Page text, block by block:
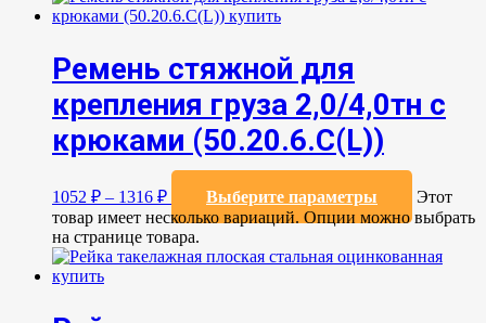
Ремень стяжной для
крепления груза 2,0/4,0тн с
крюками (50.20.6.C(L))
1052 ₽ – 1316 ₽ Выберите параметры
Этот
товар имеет несколько вариаций. Опции можно выбрать
на странице товара.